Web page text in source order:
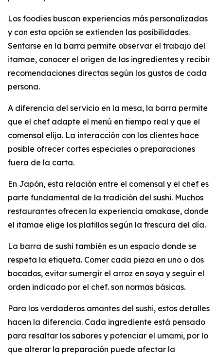
Los foodies buscan experiencias más personalizadas
y con esta opción se extienden las posibilidades.
Sentarse en la barra permite observar el trabajo del
itamae, conocer el origen de los ingredientes y recibir
recomendaciones directas según los gustos de cada
persona.
A diferencia del servicio en la mesa, la barra permite
que el chef adapte el menú en tiempo real y que el
comensal elija. La interacción con los clientes hace
posible ofrecer cortes especiales o preparaciones
fuera de la carta.
En Japón, esta relación entre el comensal y el chef es
parte fundamental de la tradición del sushi. Muchos
restaurantes ofrecen la experiencia omakase, donde
el itamae elige los platillos según la frescura del día.
La barra de sushi también es un espacio donde se
respeta la etiqueta. Comer cada pieza en uno o dos
bocados, evitar sumergir el arroz en soya y seguir el
orden indicado por el chef. son normas básicas.
Para los verdaderos amantes del sushi, estos detalles
hacen la diferencia. Cada ingrediente está pensado
para resaltar los sabores y potenciar el umami, por lo
que alterar la preparación puede afectar la